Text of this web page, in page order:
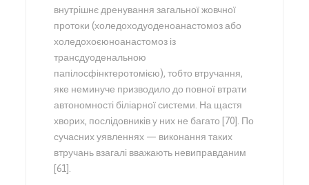
внутрішнє дренування загальної жовчної
протоки (холедоходуоденоанастомоз або
холедохоєюноанастомоз із
трансдуоденальною
папілосфінктеротомією), тобто втручання,
яке неминуче призводило до повної втрати
автономності біліарної системи. На щастя
хворих, послідовників у них не багато [70]. По
сучасних уявленнях — виконання таких
втручань взагалі вважають невиправданим
[61].